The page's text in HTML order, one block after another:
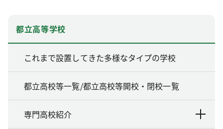
都立高等学校
これまで設置してきた多様なタイプの学校
都立高校等一覧/都立高校等開校・閉校一覧
専門高校紹介